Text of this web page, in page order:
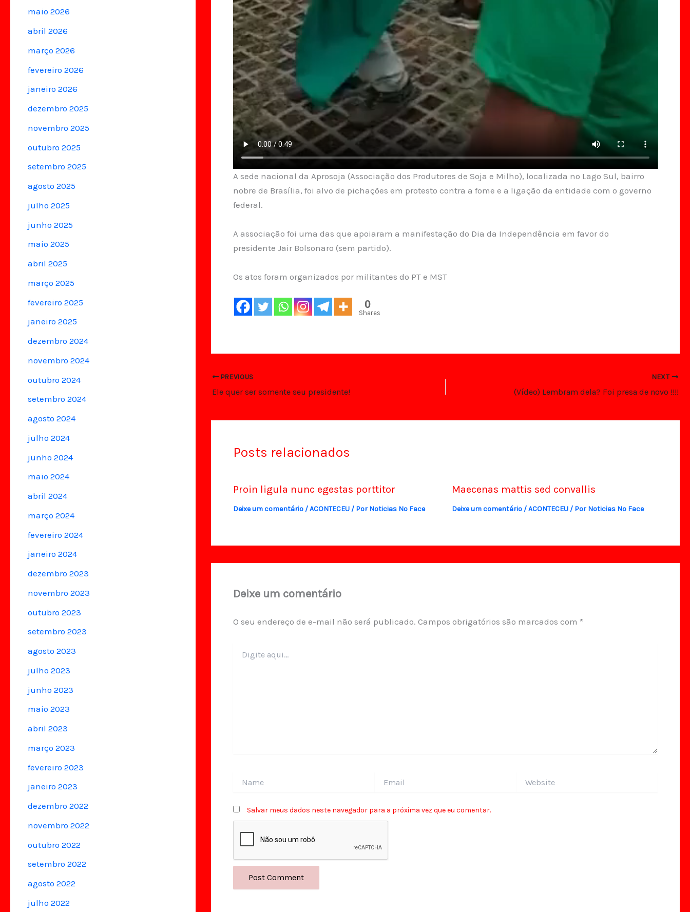
maio 2026
abril 2026
março 2026
fevereiro 2026
janeiro 2026
dezembro 2025
novembro 2025
outubro 2025
setembro 2025
agosto 2025
julho 2025
junho 2025
maio 2025
abril 2025
março 2025
fevereiro 2025
janeiro 2025
dezembro 2024
novembro 2024
outubro 2024
setembro 2024
agosto 2024
julho 2024
junho 2024
maio 2024
abril 2024
março 2024
fevereiro 2024
janeiro 2024
dezembro 2023
novembro 2023
outubro 2023
setembro 2023
agosto 2023
julho 2023
junho 2023
maio 2023
abril 2023
março 2023
fevereiro 2023
janeiro 2023
dezembro 2022
novembro 2022
outubro 2022
setembro 2022
agosto 2022
julho 2022
A sede nacional da Aprosoja (Associação dos Produtores de Soja e Milho), localizada no Lago Sul, bairro
nobre de Brasília, foi alvo de pichações em protesto contra a fome e a ligação da entidade com o governo
federal.
A associação foi uma das que apoiaram a manifestação do Dia da Independência em favor do
presidente Jair Bolsonaro (sem partido).
Os atos foram organizados por militantes do PT e MST
0
Shares
PREVIOUS
Ele quer ser somente seu presidente!
NEXT
(Vídeo) Lembram dela? Foi presa de novo !!!!
Posts relacionados
Proin ligula nunc egestas porttitor
Deixe um comentário /ACONTECEU/ Por Noticias No Face
Maecenas mattis sed convallis
Deixe um comentário /ACONTECEU / Por Noticias No Face
Deixe um comentário
O seu endereço de e-mail não será publicado. Campos obrigatórios são marcados com *
aqui...
Salvar meus dados neste navegador para a próxima vez que eu comentar.